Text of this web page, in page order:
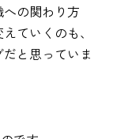
の関わり方
ていくのも、
と思っていま